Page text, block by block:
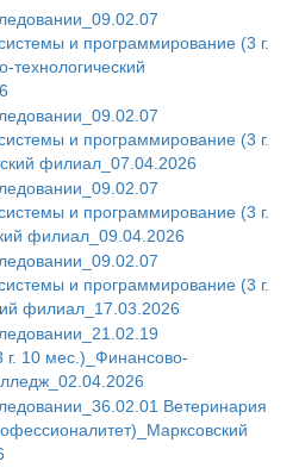
и программирование (3 г.
технологический
и программирование (3 г.
филиал_07.04.2026
и программирование (3 г.
филиал_09.04.2026
и программирование (3 г.
филиал_17.03.2026
г. 10 мес.)_Финансово-
Ветеринария